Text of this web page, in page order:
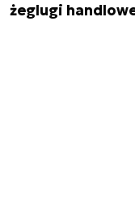
żeglugi